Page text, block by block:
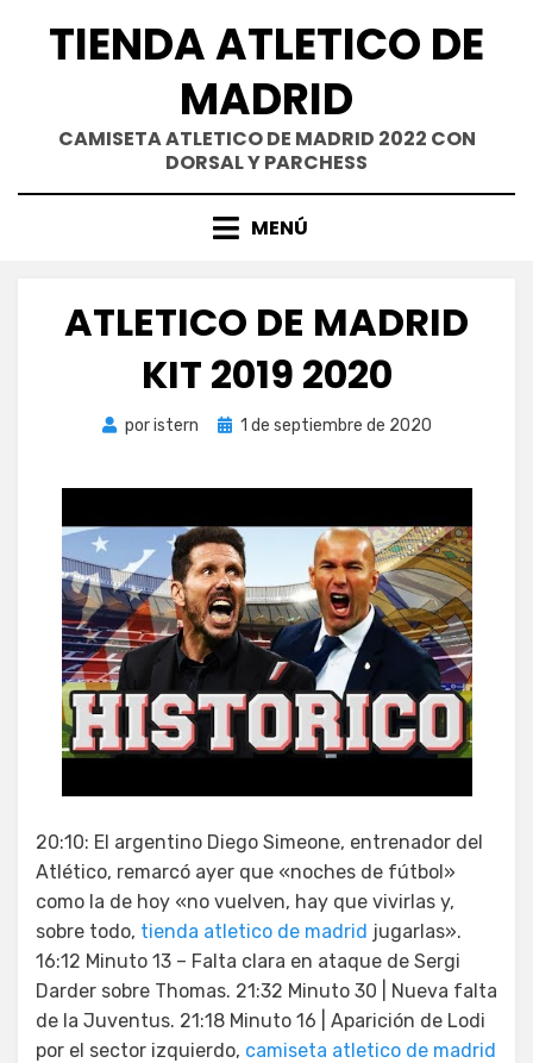
TIENDA ATLETICO DE
MADRID
CAMISETA ATLETICO DE MADRID 2022 CON
DORSAL Y PARCHESS
MENÚ
ATLETICO DE MADRID
KIT 2019 2020
poristern
Publicada
1 de septiembre de 2020
20:10: El argentino Diego Simeone, entrenador del
Atlético, remarcó ayer que «noches de fútbol»
como la de hoy «no vuelven, hay que vivirlas y,
sobre todo, tienda atletico de madrid jugarlas».
16:12 Minuto 13 – Falta clara en ataque de Sergi
Darder sobre Thomas. 21:32 Minuto 30 | Nueva falta
de la Juventus. 21:18 Minuto 16 | Aparición de Lodi
por el sector izquierdo, camiseta atletico de madrid